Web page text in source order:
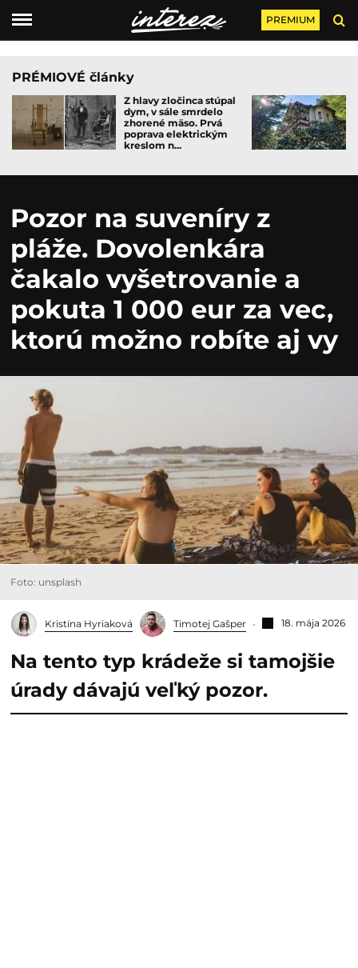
PREMIUM
PRÉMIOVÉ články
Z hlavy zločinca stúpal
dym, v sále smrdelo
zhorené mäso. Prvá
poprava elektrickým
kreslom n...
Pozor na suveníry z
pláže. Dovolenkára
čakalo vyšetrovanie a
pokuta 1 000 eur za vec,
ktorú možno robíte aj vy
Foto: unsplash
Kristína Hyriaková Timotej Gašper 18. mája 2026
Na tento typ krádeže si tamojšie
úrady dávajú veľký pozor.